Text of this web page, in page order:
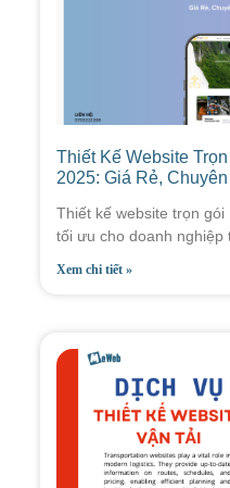
Thiết Kế Website
2025: Giá Rẻ,
Thiết kế website trọn
tối ưu cho doanh nghiệp
Xem chi tiết »